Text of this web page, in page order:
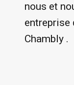
nous et
entreprise
Chambly .